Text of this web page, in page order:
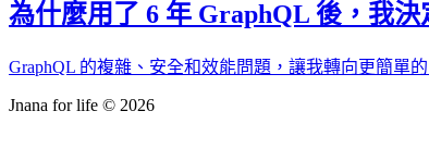
為什麼用了 6 年 GraphQL 後，我決
GraphQL 的複雜、安全和效能問題，讓我轉向更簡單
Jnana for life © 2026